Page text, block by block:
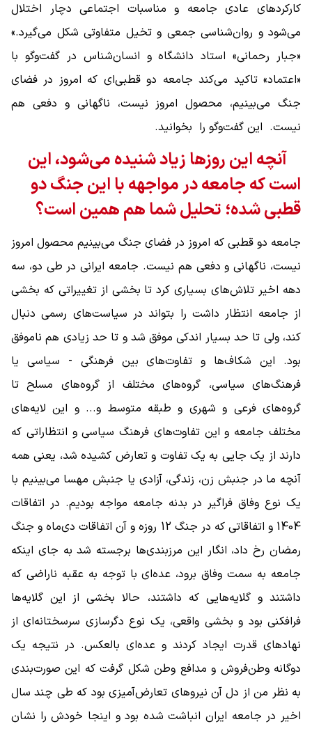
کارکردهای عادی جامعه و مناسبات اجتماعی دچار اختلال
می‌شود و روان‌شناسی جمعی و تخیل متفاوتی شکل می‌گیرد.»
«جبار رحمانی» استاد دانشگاه و انسان‌شناس در گفت‌وگو با
«اعتماد» تاکید می‌کند جامعه دو قطبی‌ای که امروز در فضای
جنگ می‌بینیم، محصول امروز نیست، ناگهانی و دفعی هم
نیست. این گفت‌وگو را بخوانید.
آنچه این روزها زیاد شنیده می‌شود، این
است که جامعه در مواجهه با این جنگ دو
قطبی شده؛ تحلیل شما هم همین است؟
جامعه دو قطبی که امروز در فضای جنگ می‌بینیم محصول امروز
نیست، ناگهانی و دفعی هم نیست. جامعه ایرانی در طی دو، سه
دهه اخیر تلاش‌های بسیاری کرد تا بخشی از تغییراتی که بخشی
از جامعه انتظار داشت را بتواند در سیاست‌های رسمی دنبال
کند، ولی تا حد بسیار اندکی موفق شد و تا حد زیادی هم ناموفق
بود. این شکاف‌ها و تفاوت‌های بین فرهنگی - سیاسی یا
فرهنگ‌های سیاسی، گروه‌های مختلف از گروه‌های مسلح تا
گروه‌های فرعی و شهری و طبقه متوسط و... و این لایه‌های
مختلف جامعه و این تفاوت‌های فرهنگ سیاسی و انتظاراتی که
دارند از یک جایی به یک تفاوت و تعارض کشیده شد، یعنی همه
آنچه ما در جنبش زن‌، زندگی، آزادی یا جنبش مهسا می‌بینیم با
یک نوع وفاق فراگیر در بدنه جامعه مواجه بودیم. در اتفاقات
1404 و اتفاقاتی که در جنگ 12 روزه و آن اتفاقات دی‌ماه و جنگ
رمضان رخ داد، انگار این مرزبندی‌ها برجسته شد به جای اینکه
جامعه به سمت وفاق برود، عده‌ای با توجه به عقبه ناراضی که
داشتند و گلایه‌هایی که داشتند، حالا بخشی از این گلایه‌ها
فرافکنی بود و بخشی واقعی، یک نوع دگرسازی سرسختانه‌ای از
نهادهای قدرت ایجاد کردند و عده‌ای بالعکس. در نتیجه یک
دوگانه وطن‌فروش و مدافع وطن شکل گرفت که این صورت‌بندی
به نظر من از دل آن نیروهای تعارض‌آمیزی بود که طی چند سال
اخیر در جامعه ایران انباشت شده بود و اینجا خودش را نشان